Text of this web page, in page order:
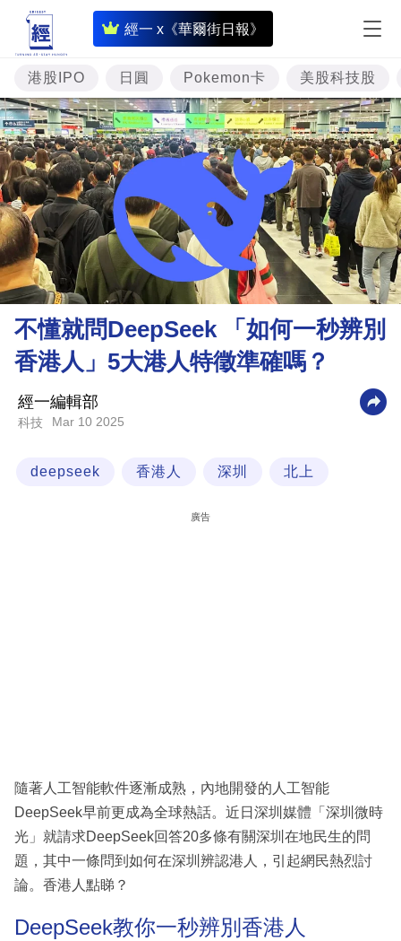
經一 x《華爾街日報》
即
時
財
經
專
題
投
資
樓
市
理
財
商
科
區
港股IPO 日圓 Pokemon卡 美股科技股
不懂就問DeepSeek 「如何一秒辨別
香港人」5大港人特徵準確嗎？
經一編輯部
科技 Mar 10 2025
deepseek 香港人 深圳 北上
廣告
隨著人工智能軟件逐漸成熟，內地開發的人工智能
DeepSeek早前更成為全球熱話。近日深圳媒體「深圳微時
光」就請求DeepSeek回答20多條有關深圳在地民生的問
題，其中一條問到如何在深圳辨認港人，引起網民熱烈討
論。香港人點睇？
DeepSeek教你一秒辨別香港人